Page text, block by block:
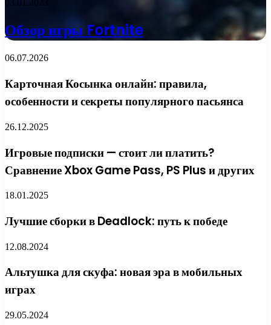
Обзор игры Fortnite
06.07.2026
Карточная Косынка онлайн: правила,
особенности и секреты популярного пасьянса
26.12.2025
Игровые подписки — стоит ли платить?
Сравнение Xbox Game Pass, PS Plus и других
18.01.2025
Лучшие сборки в Deadlock: путь к победе
12.08.2024
Альтушка для скуфа: новая эра в мобильных
играх
29.05.2024